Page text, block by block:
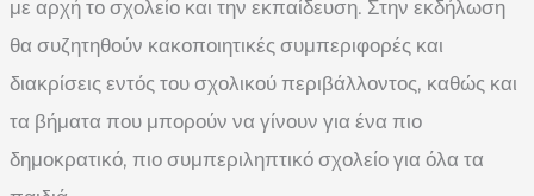
με αρχή το σχολείο και την εκπαίδευση. Στην εκδήλωση
θα συζητηθούν κακοποιητικές συμπεριφορές και
διακρίσεις εντός του σχολικού περιβάλλοντος, καθώς και
τα βήματα που μπορούν να γίνουν για ένα πιο
δημοκρατικό, πιο συμπεριληπτικό σχολείο για όλα τα